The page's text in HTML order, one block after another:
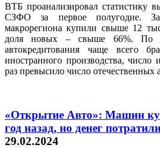
ВТБ проанализировал статистику
СЗФО за первое полугодие.
макрорегиона купили свыше 12
доля новых – свыше 66%. По
автокредитования чаще всего
иностранного производства,
раз превысило число отечественных
«Открытие Авто»: Машин
год назад, но денег
29.02.2024